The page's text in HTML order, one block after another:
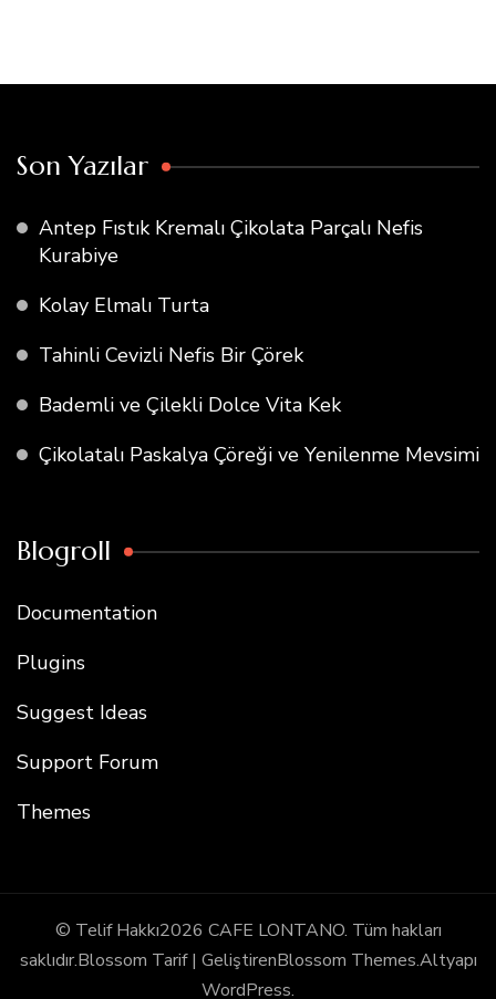
Son Yazılar
Antep Fıstık Kremalı Çikolata Parçalı Nefis
Kurabiye
Kolay Elmalı Turta
Tahinli Cevizli Nefis Bir Çörek
Bademli ve Çilekli Dolce Vita Kek
Çikolatalı Paskalya Çöreği ve Yenilenme Mevsimi
Blogroll
Documentation
Plugins
Suggest Ideas
Support Forum
Themes
© Telif Hakkı2026 CAFE LONTANO. Tüm hakları
saklıdır.Blossom Tarif | GeliştirenBlossom Themes.Altyapı
WordPress.